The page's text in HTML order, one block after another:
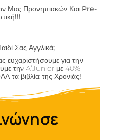
Μας Προνηπιακών Και Pre-
Σας Αγγλικά;
για την
την A’Junior με 40%
τα βιβλία της Χρονιάς!